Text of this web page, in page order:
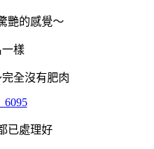
艷的感覺～
樣
全沒有肥肉
已處理好